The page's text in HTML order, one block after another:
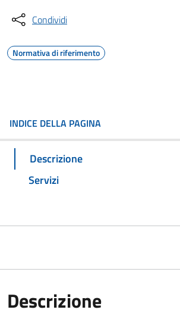
Condividi
Normativa di riferimento
INDICE DELLA PAGINA
Descrizione
Servizi
Descrizione